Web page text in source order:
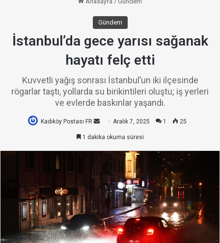
Gündem
İstanbul’da gece yarısı sağanak
hayatı felç etti
Kuvvetli yağış sonrası İstanbul’un iki ilçesinde
rögarlar taştı, yollarda su birikintileri oluştu; iş yerleri
ve evlerde baskınlar yaşandı.
Kadıköy Postası FR
Bir
e-
göndermek
Aralık 7, 2025 1 25
1 dakika okuma süresi